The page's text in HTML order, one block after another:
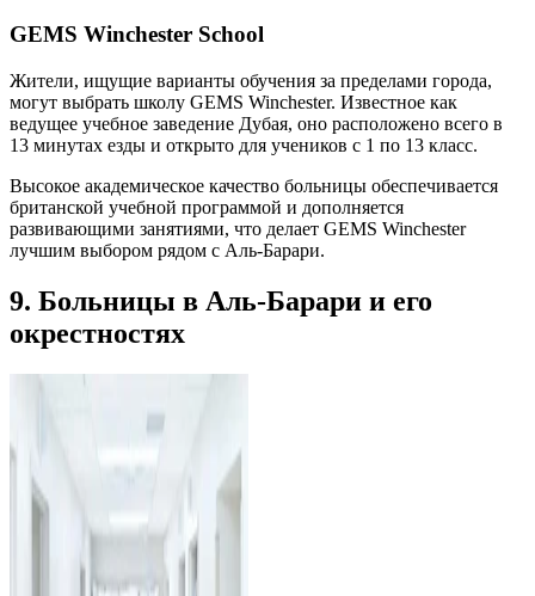
GEMS Winchester School
Жители, ищущие варианты обучения за пределами города,
могут выбрать школу GEMS Winchester. Известное как
ведущее учебное заведение Дубая, оно расположено всего в
13 минутах езды и открыто для учеников с 1 по 13 класс.
Высокое академическое качество больницы обеспечивается
британской учебной программой и дополняется
развивающими занятиями, что делает GEMS Winchester
лучшим выбором рядом с Аль-Барари.
9. Больницы в Аль-Барари и его
окрестностях